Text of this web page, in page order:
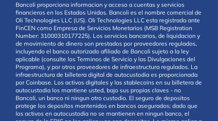
Bancoli proporciona informacion y acceso a cuentas y servicios
financieros en los Estados Unidos. Bancoli es el nombre comercial de
Oli Technologies LLC (US). Oli Technologies LLC esta registrada ante
FinCEN como Empresa de Servicios Monetarios (MSB Registration
Number: 31000310177225). Los servicios bancarios, de liquidacion y
de movimiento de dinero son prestados por proveedores regulados,
incluyendo el banco autorizado afiliado de Bancoli sujeto a la ley
aplicable (consulte los Terminos de Servicio y las Divulgaciones del
Programa), y por otros proveedores de infraestructura regulados. La
infraestructura de billetera digital de autocustodia es proporcionada
por Coinbase. Los activos digitales y las stablecoins en su billetera de
autocustodia los mantiene usted, bajo sus propias claves - no
Bancoli, un banco ni ningun otro custodio. El seguro de depositos
protege los depositos mantenidos en bancos asegurados; dado que
los activos en autocustodia no se mantienen en ningun banco, el